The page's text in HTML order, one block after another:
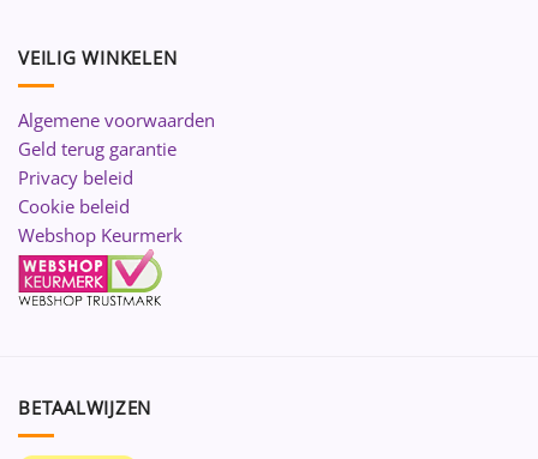
VEILIG WINKELEN
Algemene voorwaarden
Geld terug garantie
Privacy beleid
Cookie beleid
Webshop Keurmerk
BETAALWIJZEN